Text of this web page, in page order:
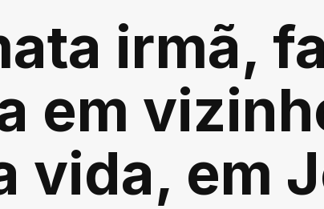
irmã,
em
vida, em